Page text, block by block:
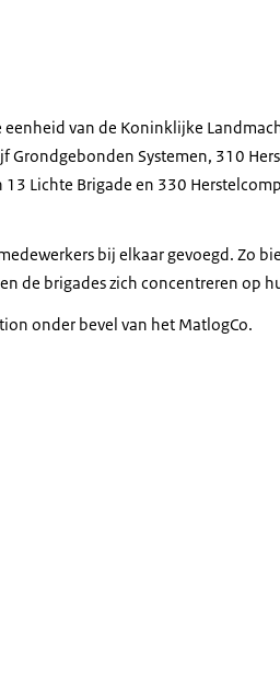
van de Koninklijke
Systemen, 310
Lichte Brigade en 330
bij elkaar gevoegd. Zo
de brigades zich concentreren op
onder bevel van het MatlogCo.
Land.